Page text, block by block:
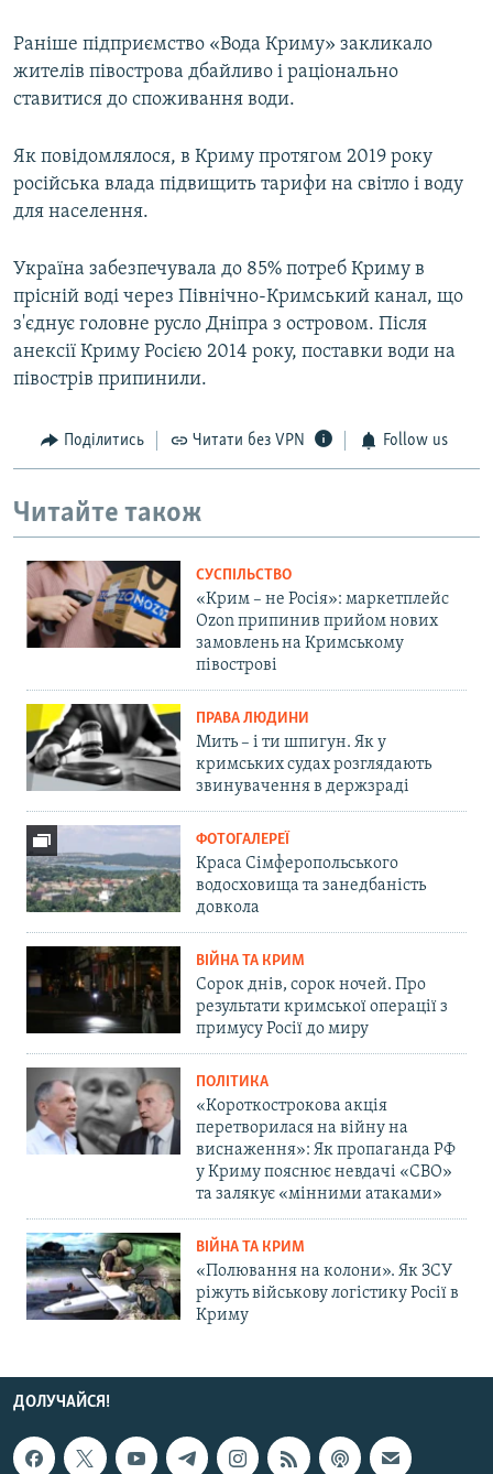
Раніше підприємство «Вода Криму» закликало
жителів півострова дбайливо і раціонально
ставитися до споживання води.
Як повідомлялося, в Криму протягом 2019 року
російська влада підвищить тарифи на світло і воду
для населення.
Україна забезпечувала до 85% потреб Криму в
прісній воді через Північно-Кримський канал, що
з'єднує головне русло Дніпра з островом. Після
анексії Криму Росією 2014 року, поставки води на
півострів припинили.
Поділитись Читати без VPN Follow us
Читайте також
СУСПІЛЬСТВО
«Крим – не Росія»: маркетплейс
Ozon припинив прийом нових
замовлень на Кримському
півострові
ПРАВА ЛЮДИНИ
Мить – і ти шпигун. Як у
кримських судах розглядають
звинувачення в держзраді
ФОТОГАЛЕРЕЇ
Краса Сімферопольського
водосховища та занедбаність
довкола
ВІЙНА ТА КРИМ
Сорок днів, сорок ночей. Про
результати кримської операції з
примусу Росії до миру
ПОЛІТИКА
«Короткострокова акція
перетворилася на війну на
виснаження»: Як пропаганда РФ
у Криму пояснює невдачі «СВО»
та залякує «мінними атаками»
ВІЙНА ТА КРИМ
«Полювання на колони». Як ЗСУ
ріжуть військову логістику Росії в
Криму
ДОЛУЧАЙСЯ!